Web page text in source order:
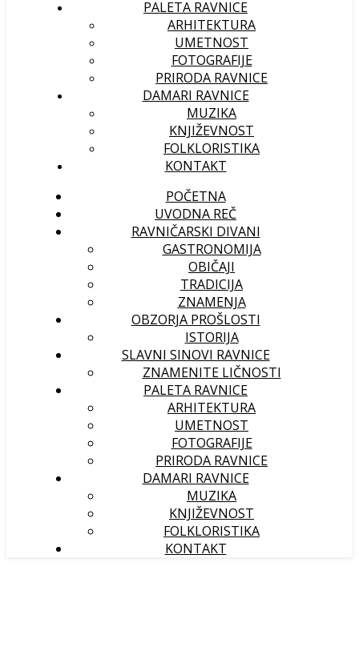
PALETA RAVNICE
ARHITEKTURA
UMETNOST
FOTOGRAFIJE
PRIRODA RAVNICE
DAMARI RAVNICE
MUZIKA
KNJIŽEVNOST
FOLKLORISTIKA
KONTAKT
POČETNA
UVODNA REČ
RAVNIČARSKI DIVANI
GASTRONOMIJA
OBIČAJI
TRADICIJA
ZNAMENJA
OBZORJA PROŠLOSTI
ISTORIJA
SLAVNI SINOVI RAVNICE
ZNAMENITE LIČNOSTI
PALETA RAVNICE
ARHITEKTURA
UMETNOST
FOTOGRAFIJE
PRIRODA RAVNICE
DAMARI RAVNICE
MUZIKA
KNJIŽEVNOST
FOLKLORISTIKA
KONTAKT